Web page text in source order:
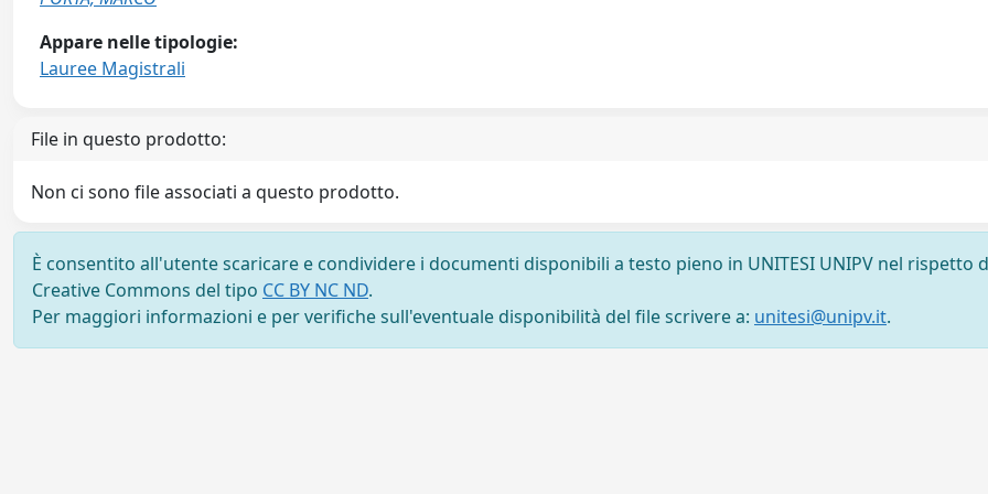
Appare nelle tipologie:
Lauree Magistrali
File in questo prodotto:
Non ci sono file associati a questo prodotto.
È consentito all'utente scaricare e condividere i documenti disponibili a testo pieno in UNITESI UNIPV nel rispetto
Creative Commons del tipo CC BY NC ND.
Per maggiori informazioni e per verifiche sull'eventuale disponibilità del file scrivere a: unitesi@unipv.it.